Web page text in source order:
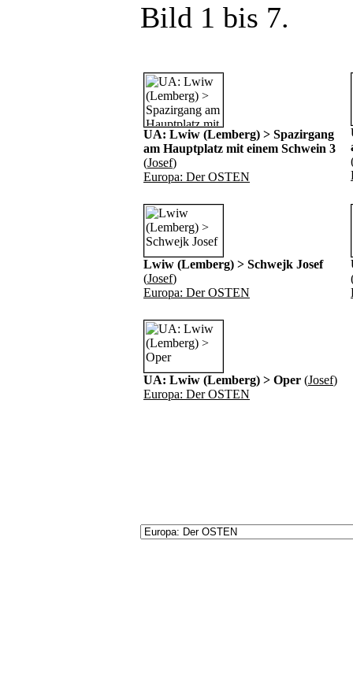
Bild 1 bis 7.
UA: Lwiw (Lemberg) > Spazirgang
am Hauptplatz mit einem Schwein 3
(Josef)
Europa: Der OSTEN
Lwiw (Lemberg) > Schwejk Josef
(Josef)
Europa: Der OSTEN
UA: Lwiw (Lemberg) > Oper (Josef)
Europa: Der OSTEN